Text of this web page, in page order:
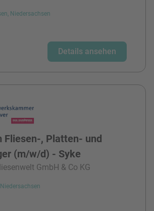
Niedersachsen
Details ansehen
Fliesen-, Platten- und
(m/w/d) - Syke
GmbH & Co KG